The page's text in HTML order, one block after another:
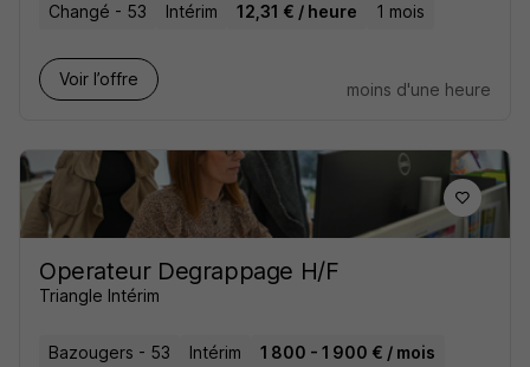
Changé - 53 Intérim 12,31 € / heure 1 mois
Voir l’offre
moins d'une heure
Operateur Degrappage H/F
Triangle Intérim
Bazougers - 53 Intérim
1 800 - 1 900 € / mois